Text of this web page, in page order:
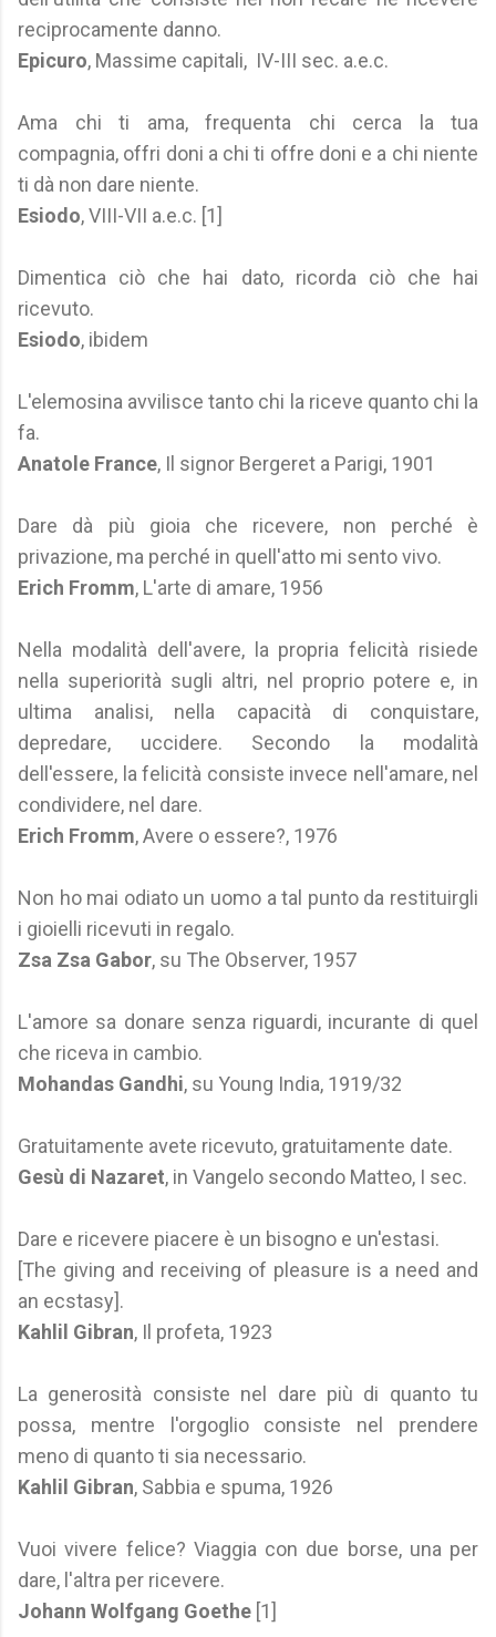
reciprocamente danno.
Epicuro, Massime capitali, IV-III sec. a.e.c.
Ama chi ti ama, frequenta chi cerca la tua
compagnia, offri doni a chi ti offre doni e a chi niente
ti dà non dare niente.
Esiodo, VIII-VII a.e.c. [1]
Dimentica ciò che hai dato, ricorda ciò che hai
ricevuto.
Esiodo, ibidem
L'elemosina avvilisce tanto chi la riceve quanto chi la
fa.
Anatole France, Il signor Bergeret a Parigi, 1901
Dare dà più gioia che ricevere, non perché è
privazione, ma perché in quell'atto mi sento vivo.
Erich Fromm, L'arte di amare, 1956
Nella modalità dell'avere, la propria felicità risiede
nella superiorità sugli altri, nel proprio potere e, in
ultima analisi, nella capacità di conquistare,
depredare, uccidere. Secondo la modalità
dell'essere, la felicità consiste invece nell'amare, nel
condividere, nel dare.
Erich Fromm, Avere o essere?, 1976
Non ho mai odiato un uomo a tal punto da restituirgli
i gioielli ricevuti in regalo.
Zsa Zsa Gabor, su The Observer, 1957
L'amore sa donare senza riguardi, incurante di quel
che riceva in cambio.
Mohandas Gandhi, su Young India, 1919/32
Gratuitamente avete ricevuto, gratuitamente date.
Gesù di Nazaret, in Vangelo secondo Matteo, I sec.
Dare e ricevere piacere è un bisogno e un'estasi.
[The giving and receiving of pleasure is a need and
an ecstasy].
Kahlil Gibran, Il profeta, 1923
La generosità consiste nel dare più di quanto tu
possa, mentre l'orgoglio consiste nel prendere
meno di quanto ti sia necessario.
Kahlil Gibran, Sabbia e spuma, 1926
Vuoi vivere felice? Viaggia con due borse, una per
dare, l'altra per ricevere.
Johann Wolfgang Goethe [1]